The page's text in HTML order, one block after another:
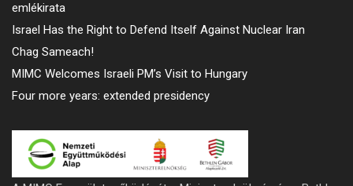
emlékirata
Israel Has the Right to Defend Itself Against Nuclear Iran
Chag Sameach!
MIMC Welcomes Israeli PM’s Visit to Hungary
Four more years: extended presidency